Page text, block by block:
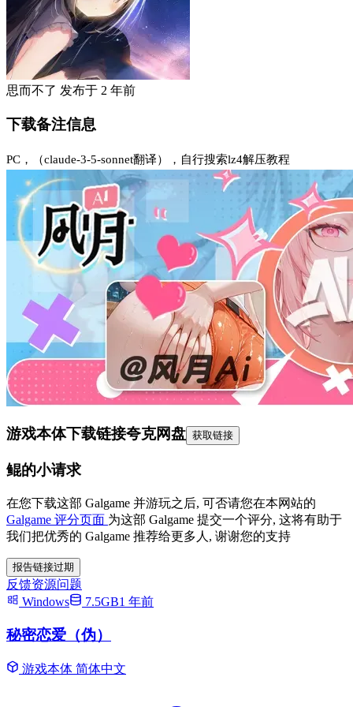
思而不了 发布于 2 年前
下载备注信息
PC，（claude-3-5-sonnet翻译），自行搜索lz4解压教程
游戏本体下载链接夸克网盘 获取链接
鲲的小请求
在您下载这部 Galgame 并游玩之后, 可否请您在本网站的
Galgame 评分页面 为这部 Galgame 提交一个评分, 这将有助于
我们把优秀的 Galgame 推荐给更多人, 谢谢您的支持
报告链接过期
反馈资源问题
Windows
7.5GB1 年前
秘密恋爱（伪）
游戏本体 简体中文